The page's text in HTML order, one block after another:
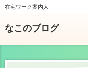
在宅ワーク案内人
なこのブログ